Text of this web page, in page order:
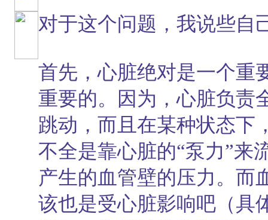
对于这个问题，我说些自
首先，心脏绝对是一个重
重要的。因为，心脏负责
跳动，而且在某种状态下
不全是靠心脏的“泵力”来
产生的血管壁的压力。而
该也是受心脏影响吧（具